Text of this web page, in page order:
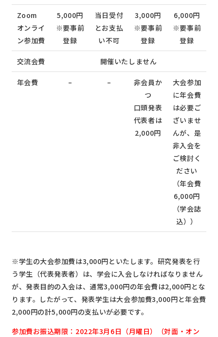
Zoom
オンライ
ン参加費
5,000円
※要事前
登録
当日受付
とお支払
い不可
3,000円
※要事前
登録
6,000円
※要事前
登録
交流会費 開催いたしません
年会費 – –
非会員か
つ
口頭発表
代表者は
2,000円
大会参加
に年会費
は必要ご
ざいませ
んが、是
非入会を
ご検討く
ださい
（年会費
6,000円
（学会誌
込））
※学生の大会参加費は3,000円といたします。研究発表を行
う学生（代表発表者）は、学会に入会しなければなりません
が、発表目的の入会は、通常3,000円の年会費は2,000円とな
ります。したがって、発表学生は大会参加費3,000円と年会費
2,000円の計5,000円の支払いが必要です。
参加費お振込期限：2022年3月6日（月曜日）（対面・オン